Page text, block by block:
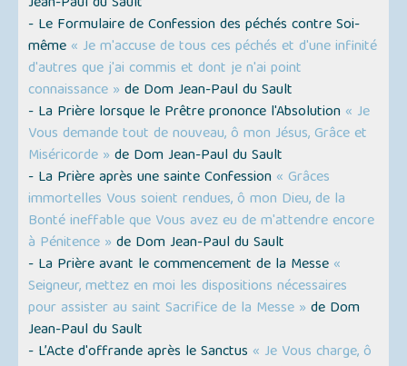
- Le Formulaire de Confession des péchés contre Soi-
même « Je m'accuse de tous ces péchés et d'une infinité
d'autres que j'ai commis et dont je n'ai point
connaissance » de Dom Jean-Paul du Sault
- La Prière lorsque le Prêtre prononce l'Absolution « Je
Vous demande tout de nouveau, ô mon Jésus, Grâce et
Miséricorde » de Dom Jean-Paul du Sault
- La Prière après une sainte Confession « Grâces
immortelles Vous soient rendues, ô mon Dieu, de la
Bonté ineffable que Vous avez eu de m'attendre encore
à Pénitence » de Dom Jean-Paul du Sault
- La Prière avant le commencement de la Messe «
Seigneur, mettez en moi les dispositions nécessaires
pour assister au saint Sacrifice de la Messe » de Dom
Jean-Paul du Sault
- L’Acte d'offrande après le Sanctus « Je Vous charge, ô